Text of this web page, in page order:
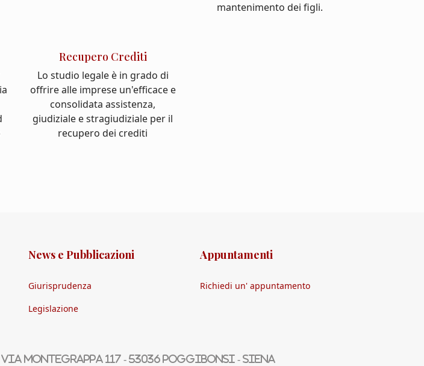
mantenimento dei figli.
Recupero Crediti
Lo studio legale è in grado di
offrire alle imprese un'efficace e
consolidata assistenza,
giudiziale e stragiudiziale per il
recupero dei crediti
News e Pubblicazioni
Giurisprudenza
Legislazione
Appuntamenti
Richiedi un' appuntamento
Via Montegrappa 117 - 53036 Poggibonsi - Siena